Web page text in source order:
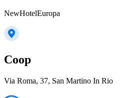
NewHotelEuropa
Coop
Via Roma, 37, San Martino In Rio